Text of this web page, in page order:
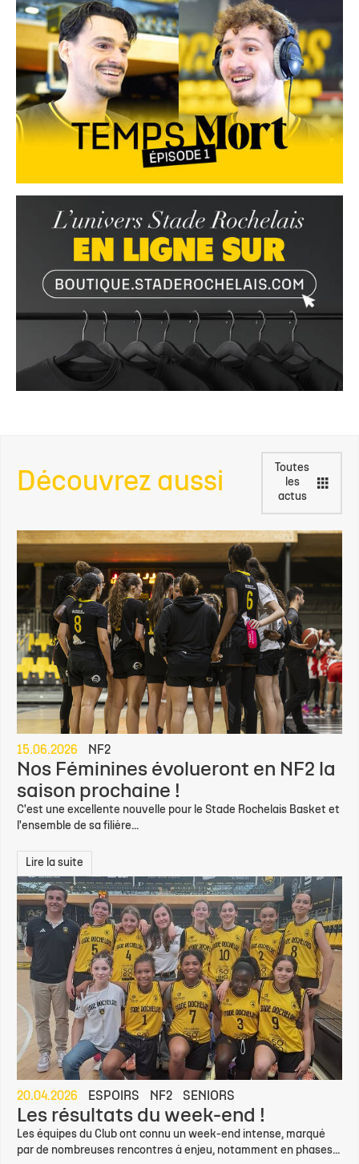
Découvrez aussi
Toutes
les
actus
15.06.2026 NF2
Nos Féminines évolueront en NF2 la
saison prochaine !
C'est une excellente nouvelle pour le Stade Rochelais Basket et
l'ensemble de sa filière...
Lire la suite
20.04.2026 ESPOIRS NF2 SENIORS
Les résultats du week-end !
Les équipes du Club ont connu un week-end intense, marqué
par de nombreuses rencontres à enjeu, notamment en phases...